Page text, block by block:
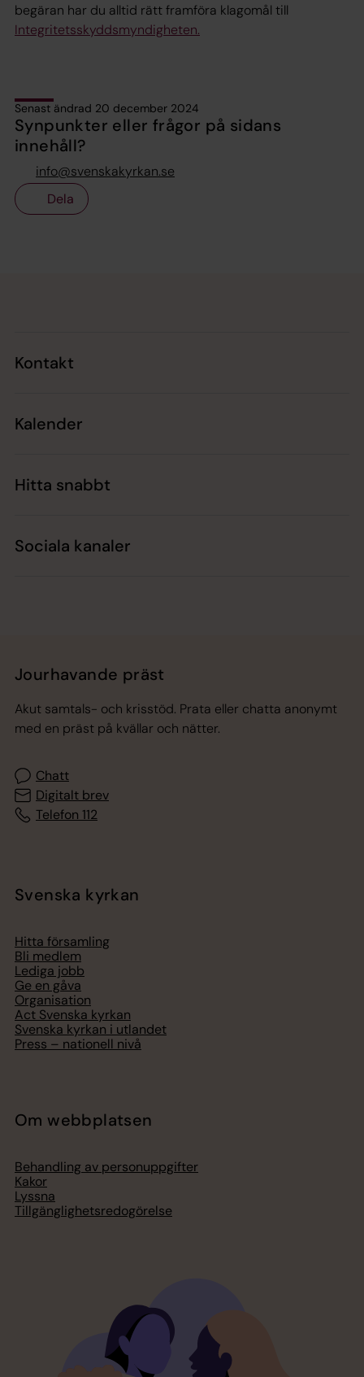
begäran har du alltid rätt framföra klagomål till
Integritetsskyddsmyndigheten.
Senast ändrad 20 december 2024
Synpunkter eller frågor på sidans
innehåll?
info@svenskakyrkan.se
Dela
Kontakt
Kalender
Hitta snabbt
Sociala kanaler
Jourhavande präst
Akut samtals- och krisstöd. Prata eller chatta anonymt
med en präst på kvällar och nätter.
Chatt
Digitalt brev
Telefon 112
Svenska kyrkan
Hitta församling
Bli medlem
Lediga jobb
Ge en gåva
Organisation
Act Svenska kyrkan
Svenska kyrkan i utlandet
Press – nationell nivå
Om webbplatsen
Behandling av personuppgifter
Kakor
Lyssna
Tillgänglighetsredogörelse